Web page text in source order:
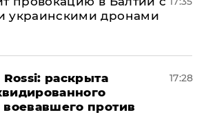
украинскими дронами
раскрыта
против
17:28